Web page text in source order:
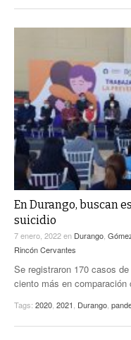
En Durango, buscan
suicidio
7 enero, 2022en Durango
Rincón Cervantes
Se registraron 170 casos
ciento más en comparación
Tags: 2020 2021 Durango